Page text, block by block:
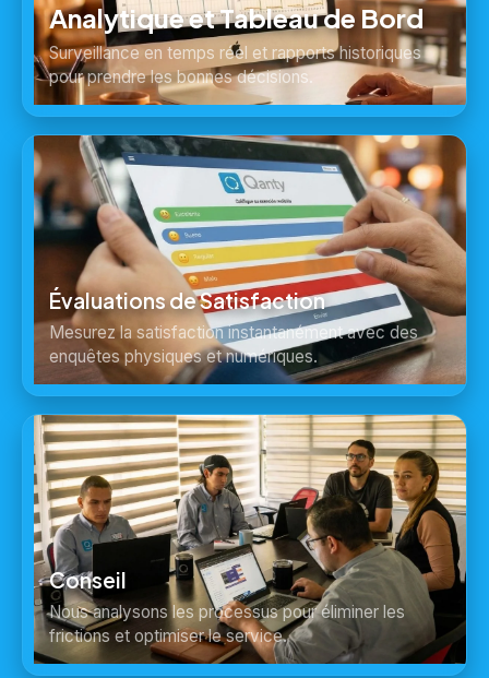
Analytique et Tableau de Bord
Surveillance en temps réel et rapports historiques
pour prendre les bonnes décisions.
Évaluations de Satisfaction
Mesurez la satisfaction instantanément avec des
enquêtes physiques et numériques.
Conseil
Nous analysons les processus pour éliminer les
frictions et optimiser le service.